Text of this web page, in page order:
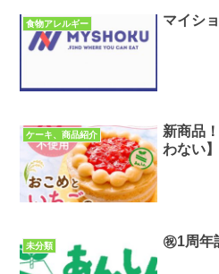
食物アレルギー マイシ
ケーキ、商品紹介
新商品
わない
未分類 ㊗️1周年